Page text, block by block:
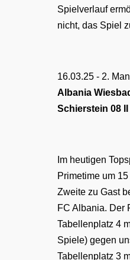
Spielverlauf
nicht, das Spiel
16.03.25 - 2.
Albania
Schierstein 08 II
Im heutigen
Primetime um
Zweite zu Gast
FC Albania. Der
Tabellenplatz 4
Spiele) gegen
Tabellenplatz 3